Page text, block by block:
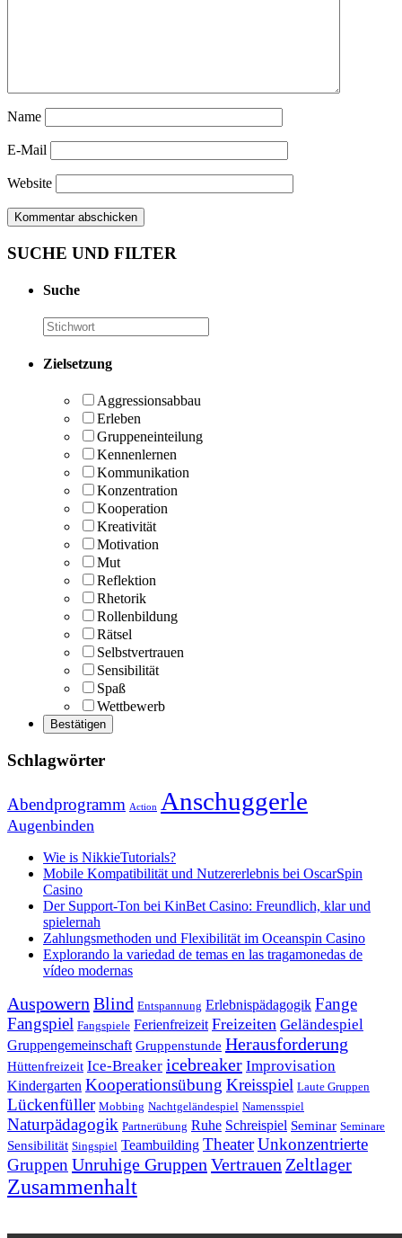
Name
E-Mail
Website
SUCHE UND FILTER
Suche
Zielsetzung
Aggressionsabbau
Erleben
Gruppeneinteilung
Kennenlernen
Kommunikation
Konzentration
Kooperation
Kreativität
Motivation
Mut
Reflektion
Rhetorik
Rollenbildung
Rätsel
Selbstvertrauen
Sensibilität
Spaß
Wettbewerb
Schlagwörter
Abendprogramm Action Anschuggerle
Augenbinden
Wie is NikkieTutorials?
Mobile Kompatibilität und Nutzererlebnis bei OscarSpin
Casino
Der Support-Ton bei KinBet Casino: Freundlich, klar und
spielernah
Zahlungsmethoden und Flexibilität im Oceanspin Casino
Explorando la variedad de temas en las tragamonedas de
vídeo modernas
Auspowern Blind Entspannung Erlebnispädagogik Fange
Fangspiel Fangspiele Ferienfreizeit Freizeiten Geländespiel
Gruppengemeinschaft Gruppenstunde Herausforderung
Hüttenfreizeit Ice-Breaker icebreaker Improvisation
Kindergarten Kooperationsübung Kreisspiel Laute Gruppen
Lückenfüller Mobbing Nachtgeländespiel Namensspiel
Naturpädagogik Partnerübung Ruhe Schreispiel Seminar Seminare
Sensibilität Singspiel Teambuilding TheaterUnkonzentrierte
GruppenUnruhige Gruppen Vertrauen Zeltlager
Zusammenhalt